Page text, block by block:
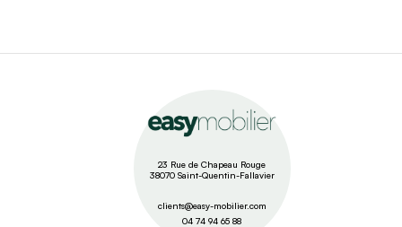
23 Rue de Chapeau Rouge
38070 Saint-Quentin-Fallavier
clients@easy-mobilier.com
04 74 94 65 88